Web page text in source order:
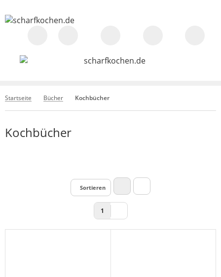
Startseite Bücher Kochbücher
Kochbücher
Sortieren
1